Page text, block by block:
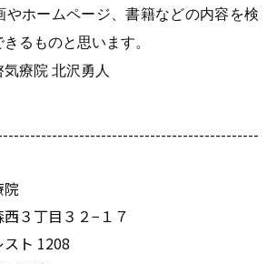
やホームページ、書籍などの内容を検
るものと思います。
療院 北沢勇人
３丁目３２−１７
ト 1208